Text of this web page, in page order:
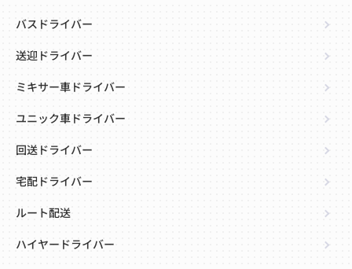
バスドライバー
送迎ドライバー
ミキサー車ドライバー
ユニック車ドライバー
回送ドライバー
宅配ドライバー
ルート配送
ハイヤードライバー